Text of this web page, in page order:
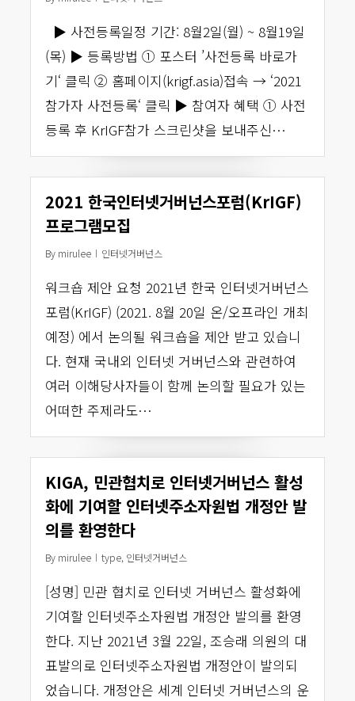
▶︎ 사전등록일정 기간: 8월2일(월) ~ 8월19일
(목) ▶︎ 등록방법 ① 포스터 ’사전등록 바로가
기‘ 클릭 ② 홈페이지(krigf.asia)접속 → ‘2021
참가자 사전등록‘ 클릭 ▶︎ 참여자 혜택 ① 사전
등록 후 KrIGF참가 스크린샷을 보내주신…
2021 한국인터넷거버넌스포럼(KrIGF)
프로그램모집
By mirulee 인터넷거버넌스
워크숍 제안 요청 2021년 한국 인터넷거버넌스
포럼(KrIGF) (2021. 8월 20일 온/오프라인 개최
예정) 에서 논의될 워크숍을 제안 받고 있습니
다. 현재 국내외 인터넷 거버넌스와 관련하여
여러 이해당사자들이 함께 논의할 필요가 있는
어떠한 주제라도…
KIGA, 민관협치로 인터넷거버넌스 활성
화에 기여할 인터넷주소자원법 개정안 발
의를 환영한다
By mirulee type, 인터넷거버넌스
[성명] 민관 협치로 인터넷 거버넌스 활성화에
기여할 인터넷주소자원법 개정안 발의를 환영
한다. 지난 2021년 3월 22일, 조승래 의원의 대
표발의로 인터넷주소자원법 개정안이 발의되
었습니다. 개정안은 세계 인터넷 거버넌스의 운